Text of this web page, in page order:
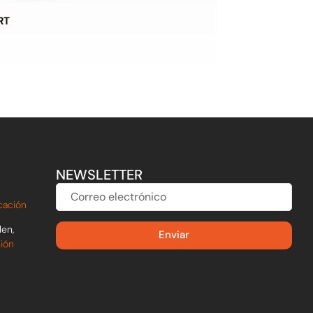
NEWSLETTER
CORREO
ELECTRÓNICO
Enviar